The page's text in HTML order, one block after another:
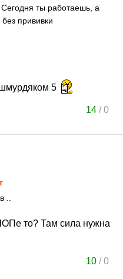
ты работаешь, а
прививки
5
14 /0
..
то? Там сила нужна
10 /0